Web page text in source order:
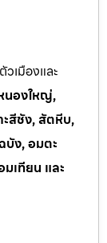
เมืองและ
นองใหญ่,
ะสีชัง, สัตหีบ,
บัง, อมตะ
เทียน และ